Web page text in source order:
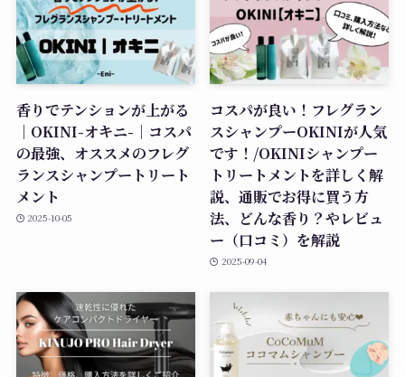
香りでテンションが上がる
｜OKINI-オキニ-｜コスパ
の最強、オススメのフレグ
ランスシャンプートリート
メント
2025-10-05
コスパが良い！フレグラン
スシャンプーOKINIが人気
です！/OKINIシャンプー
トリートメントを詳しく解
説、通販でお得に買う方
法、どんな香り？やレビュ
ー（口コミ）を解説
2025-09-04